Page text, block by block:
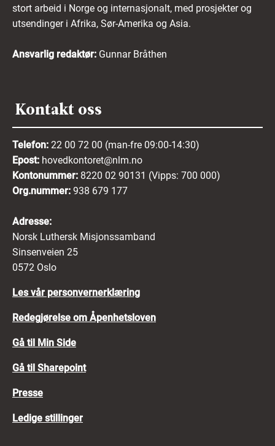
stort arbeid i Norge og internasjonalt, med prosjekter og
utsendinger i Afrika, Sør-Amerika og Asia.
Ansvarlig redaktør: Gunnar Bråthen
Kontakt oss
Telefon: 22 00 72 00 (man-fre 09:00-14:30)
Epost: hovedkontoret@nlm.no
Kontonummer: 8220 02 90131 (Vipps: 700 000)
Org.nummer: 938 679 177
Adresse:
Norsk Luthersk Misjonssamband
Sinsenveien 25
0572 Oslo
Les vår personvernerklæring
Redegjørelse om Åpenhetsloven
Gå til Min Side
Gå til Sharepoint
Presse
Ledige stillinger